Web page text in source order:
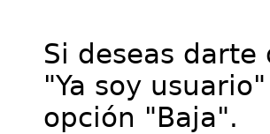
Si deseas
"Ya soy
opción "Baja".